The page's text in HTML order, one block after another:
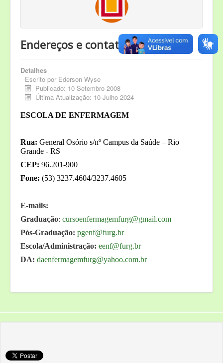
Endereços e contatos
Detalhes
Escrito por Ederson Wyse
Publicado: 10 Setembro 2008
Última Atualização: 10 Julho 2024
ESCOLA DE ENFERMAGEM
Rua: General Osório s/nº Campus da Saúde – Rio
Grande - RS
CEP: 96.201-900
Fone: (53) 3237.4604/3237.4605
E-mails:
Graduação: cursoenfermagemfurg@gmail.com
Pós-Graduação: pgenf@furg.br
Escola/Administração: eenf@furg.br
DA: daenfermagemfurg@yahoo.com.br